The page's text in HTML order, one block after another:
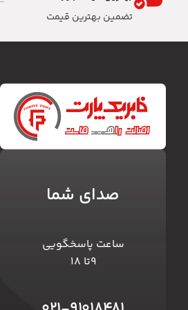
تضمین بهترین قیمت
صدای شما
ساعت پاسخگویی
۹تا ۱۸